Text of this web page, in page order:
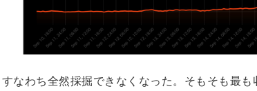
すなわち全然採掘できなくなった。そもそも最